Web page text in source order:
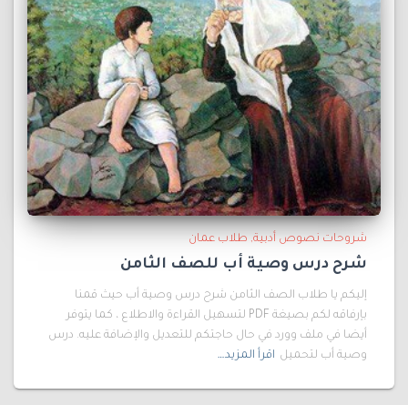
شروحات نصوص أدبية طلاب عمان
شرح درس وصية أب للصف الثامن
إليكم يا طلاب الصف الثامن شرح درس وصية أب حيث قمنا
بإرفاقه لكم بصيغة PDF لتسهيل القراءة والاطلاع ، كما يتوفر
أيضا في ملف وورد في حال حاجتكم للتعديل والإضافة عليه. درس
وصية أب لتحميل اقرأ المزيد…